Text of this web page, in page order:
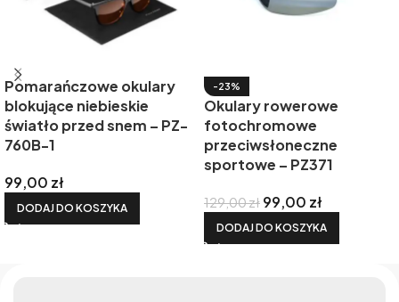
Pomarańczowe okulary
blokujące niebieskie
światło przed snem – PZ-
760B-1
99,00 zł
DODAJ DO KOSZYKA
-23%
Okulary rowerowe
fotochromowe
przeciwsłoneczne
sportowe – PZ371
129,00zł 99,00 zł
DODAJ DO KOSZYKA